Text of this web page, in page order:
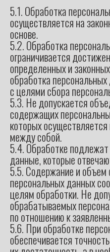
5.1. Обработка
осуществляется на
основе.
5.2. Обработка
ограничивается
определенных и
обработка
с целями сбора
5.3. Не допускается
содержащих
которых
между собой.
5.4. Обработке
данные, которые
5.5. Содержание и
персональных данных
целям обработки. Не
обрабатываемых
по отношению к
5.6. При обработке
обеспечивается